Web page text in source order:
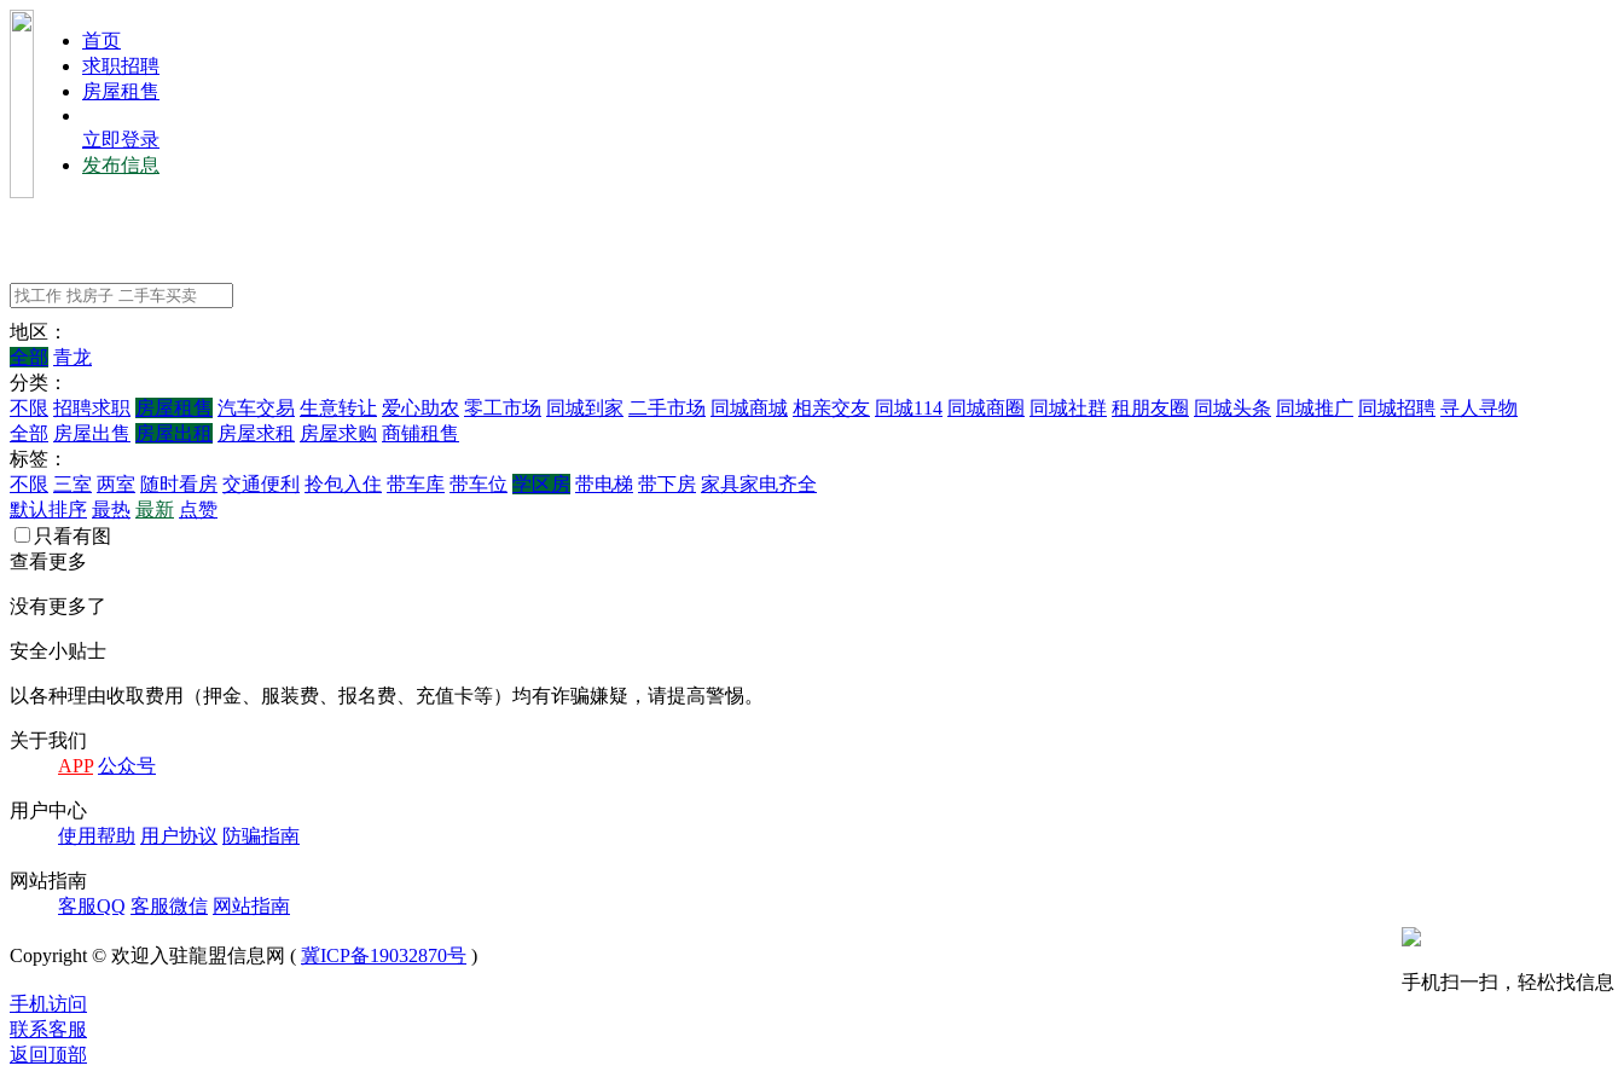
⾸⻚
求职招聘
房屋租售
立即登录
发布信息
地区：
全部 青龙
分类：
不限 招聘求职 房屋租售 汽车交易 生意转让 爱心助农 零工市场 同城到家 二手市场 同城商城 相亲交友 同城114 同城商圈 同城社群 租朋友圈 同城头条 同城推广 同城招聘 寻人寻物
全部 房屋出售 房屋出租 房屋求租 房屋求购 商铺租售
标签：
不限 三室 两室 随时看房 交通便利 拎包入住 带车库 带车位 学区房 带电梯 带下房 家具家电齐全
默认排序 最热 最新 点赞
只看有图
查看更多
没有更多了
安全小贴士
以各种理由收取费⽤（押⾦、服装费、报名费、充值卡等）均有诈骗嫌疑，请提⾼警惕。
关于我们
APP 公众号
⽤户中⼼
使⽤帮助 ⽤户协议 防骗指南
⽹站指南
客服QQ 客服微信 ⽹站指南
手机扫一扫，轻松找信息
Copyright © 欢迎入驻龍盟信息网 ( 冀ICP备19032870号 )
手机访问
联系客服
返回顶部